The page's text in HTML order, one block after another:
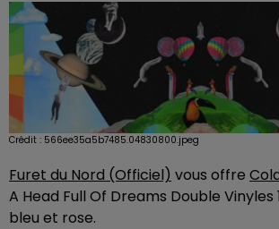
Crédit : 566ee35a5b7485.04830800.jpeg
Furet du Nord (Officiel) vous offre
A Head Full Of Dreams Double Vinyles
bleu et rose.